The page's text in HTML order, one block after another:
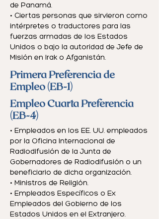
de Panamá.
• Ciertas personas que sirvieron como
intérpretes o traductores para las
fuerzas armadas de los Estados
Unidos o bajo la autoridad de Jefe de
Misión en Irak o Afganistán.
Primera Preferencia de
Empleo (EB-1)
Empleo Cuarta Preferencia
(EB-4)
• Empleados en los EE. UU. empleados
por la Oficina Internacional de
Radiodifusión de la Junta de
Gobernadores de Radiodifusión o un
beneficiario de dicha organización.
• Ministros de Religión.
• Empleados Específicos o Ex
Empleados del Gobierno de los
Estados Unidos en el Extranjero.